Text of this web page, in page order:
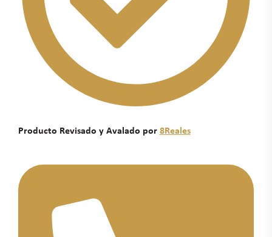
Producto Revisado y Avalado por 8Reales